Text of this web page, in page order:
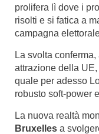
prolifera lì dove i
risolti e si fatica a
campagna
La svolta
attrazione della
quale per adesso
robusto soft-power
La nuova realtà
Bruxelles a